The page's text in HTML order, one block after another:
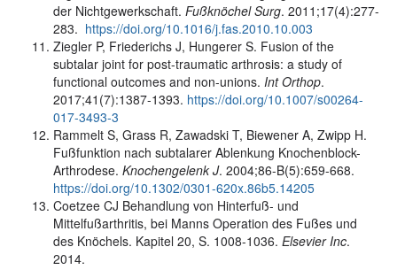
der Nichtgewerkschaft. Fußknöchel Surg. 2011;17(4):277-
283. https://doi.org/10.1016/j.fas.2010.10.003
Ziegler P, Friederichs J, Hungerer S. Fusion of the
subtalar joint for post-traumatic arthrosis: a study of
functional outcomes and non-unions. Int Orthop.
2017;41(7):1387-1393. https://doi.org/10.1007/s00264-
017-3493-3
Rammelt S, Grass R, Zawadski T, Biewener A, Zwipp H.
Fußfunktion nach subtalarer Ablenkung Knochenblock-
Arthrodese. Knochengelenk J. 2004;86-B(5):659-668.
https://doi.org/10.1302/0301-620x.86b5.14205
Coetzee CJ Behandlung von Hinterfuß- und
Mittelfußarthritis, bei Manns Operation des Fußes und
des Knöchels. Kapitel 20, S. 1008-1036. Elsevier Inc.
2014.